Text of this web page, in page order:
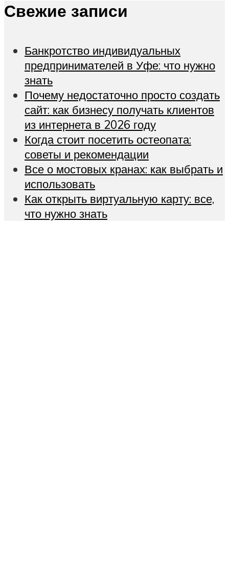
Свежие записи
Банкротство индивидуальных
предпринимателей в Уфе: что нужно
знать
Почему недостаточно просто создать
сайт: как бизнесу получать клиентов
из интернета в 2026 году
Когда стоит посетить остеопата:
советы и рекомендации
Все о мостовых кранах: как выбрать и
использовать
Как открыть виртуальную карту: все,
что нужно знать